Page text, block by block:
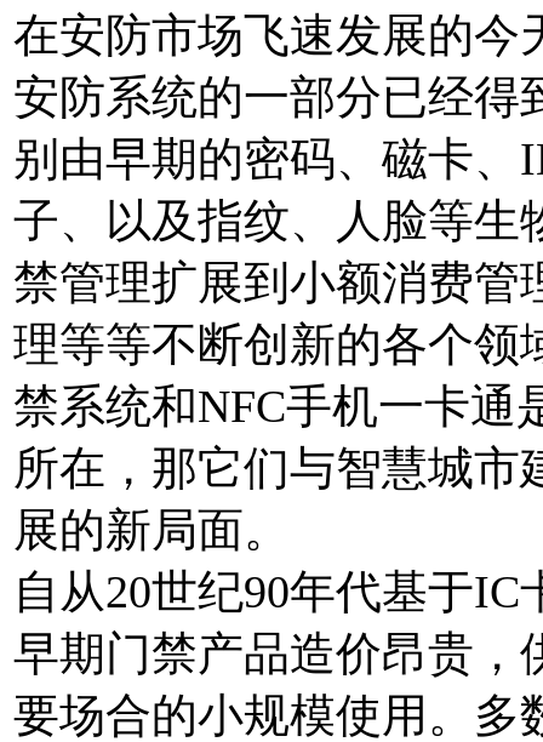
在安防市场飞速发展的今
安防系统的一部分已经得
别由早期的密码、磁卡
子、以及指纹、人脸等生
禁管理扩展到小额消费管
理等等不断创新的各个领
禁系统和NFC手机一卡通
所在，那它们与智慧城
展的新局面。
自从20世纪90年代基于
早期门禁产品造价昂贵，
要场合的小规模使用。多